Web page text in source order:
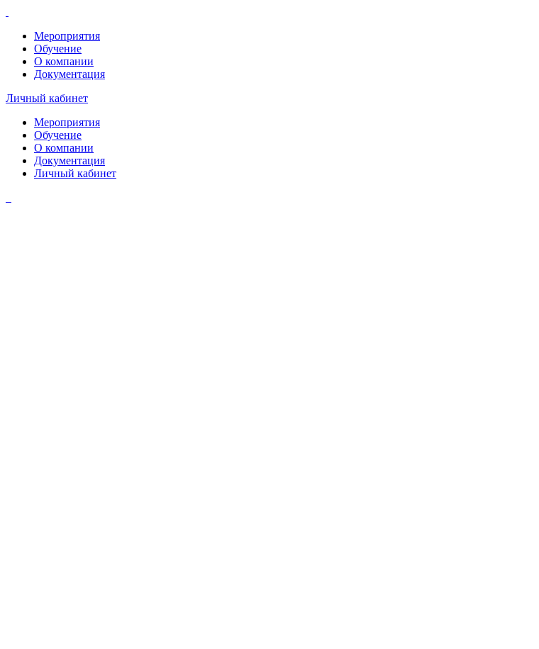
Мероприятия
Обучение
О компании
Документация
Личный кабинет
Мероприятия
Обучение
О компании
Документация
Личный кабинет